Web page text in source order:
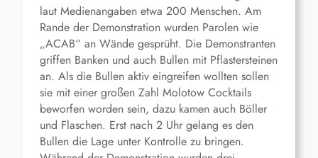
laut Medienangaben etwa 200 Menschen. Am
Rande der Demonstration wurden Parolen wie
„ACAB“ an Wände gesprüht. Die Demonstranten
griffen Banken und auch Bullen mit Pflastersteinen
an. Als die Bullen aktiv eingreifen wollten sollen
sie mit einer großen Zahl Molotow Cocktails
beworfen worden sein, dazu kamen auch Böller
und Flaschen. Erst nach 2 Uhr gelang es den
Bullen die Lage unter Kontrolle zu bringen.